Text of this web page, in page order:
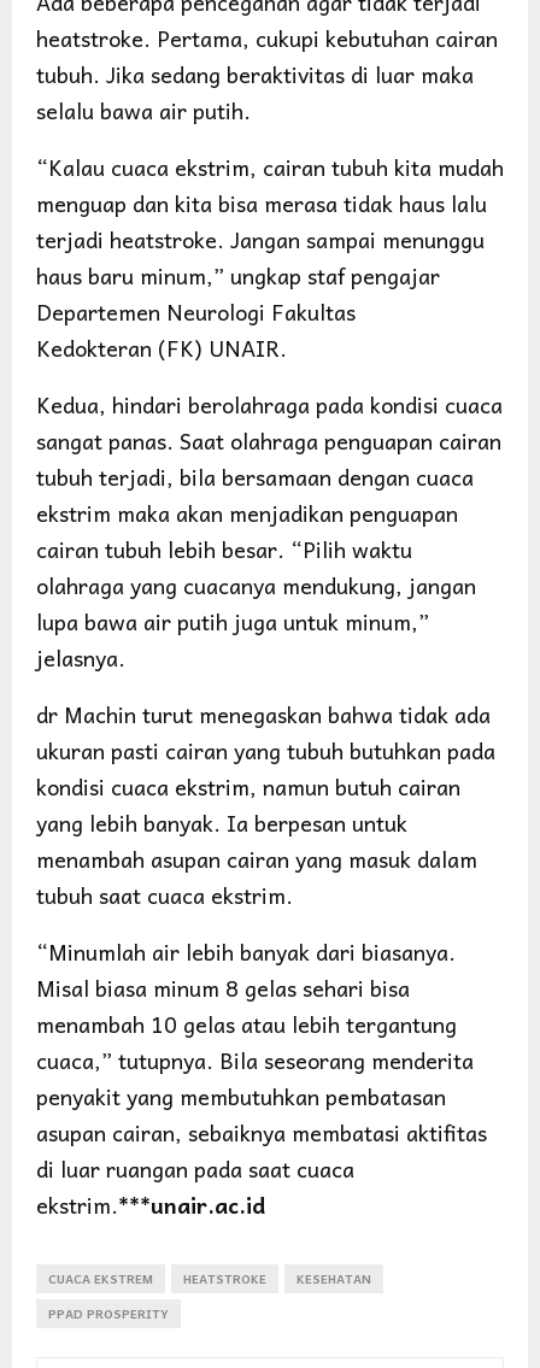
heatstroke. Pertama, cukupi kebutuhan cairan
tubuh. Jika sedang beraktivitas di luar maka
selalu bawa air putih.
“Kalau cuaca ekstrim, cairan tubuh kita mudah
menguap dan kita bisa merasa tidak haus lalu
terjadi heatstroke. Jangan sampai menunggu
haus baru minum,” ungkap staf pengajar
Departemen Neurologi Fakultas
Kedokteran (FK) UNAIR.
Kedua, hindari berolahraga pada kondisi cuaca
sangat panas. Saat olahraga penguapan cairan
tubuh terjadi, bila bersamaan dengan cuaca
ekstrim maka akan menjadikan penguapan
cairan tubuh lebih besar. “Pilih waktu
olahraga yang cuacanya mendukung, jangan
lupa bawa air putih juga untuk minum,”
jelasnya.
dr Machin turut menegaskan bahwa tidak ada
ukuran pasti cairan yang tubuh butuhkan pada
kondisi cuaca ekstrim, namun butuh cairan
yang lebih banyak. Ia berpesan untuk
menambah asupan cairan yang masuk dalam
tubuh saat cuaca ekstrim.
“Minumlah air lebih banyak dari biasanya.
Misal biasa minum 8 gelas sehari bisa
menambah 10 gelas atau lebih tergantung
cuaca,” tutupnya. Bila seseorang menderita
penyakit yang membutuhkan pembatasan
asupan cairan, sebaiknya membatasi aktifitas
di luar ruangan pada saat cuaca
ekstrim.***unair.ac.id
CUACA EKSTREM HEATSTROKE
KESEHATAN
PPAD PROSPERITY